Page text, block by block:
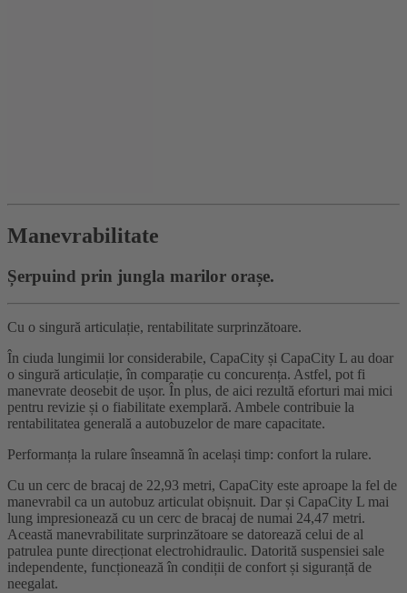
Manevrabilitate
Șerpuind prin jungla marilor orașe.
Cu o singură articulație, rentabilitate surprinzătoare.
În ciuda lungimii lor considerabile, CapaCity și CapaCity L au doar
o singură articulație, în comparație cu concurența. Astfel, pot fi
manevrate deosebit de ușor. În plus, de aici rezultă eforturi mai mici
pentru revizie și o fiabilitate exemplară. Ambele contribuie la
rentabilitatea generală a autobuzelor de mare capacitate.
Performanța la rulare înseamnă în același timp: confort la rulare.
Cu un cerc de bracaj de 22,93 metri, CapaCity este aproape la fel de
manevrabil ca un autobuz articulat obișnuit. Dar și CapaCity L mai
lung impresionează cu un cerc de bracaj de numai 24,47 metri.
Această manevrabilitate surprinzătoare se datorează celui de al
patrulea punte direcționat electrohidraulic. Datorită suspensiei sale
independente, funcționează în condiții de confort și siguranță de
neegalat.